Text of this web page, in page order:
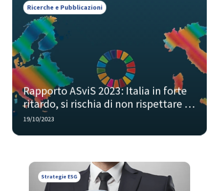
Ricerche e Pubblicazioni
Rapporto ASviS 2023: Italia in forte
ritardo, si rischia di non rispettare gli
impegni di sostenibilità
19/10/2023
Strategie ESG